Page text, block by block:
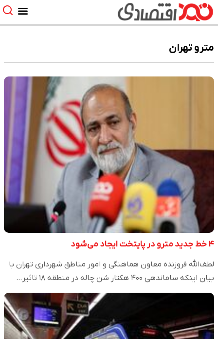
مترو تهران
۴ خط جدید مترو در پایتخت ایجاد می‌شود
لطف‌الله فروزنده معاون هماهنگی و امور مناطق شهرداری تهران با
بیان اینکه ساماندهی ۴۰۰ هکتار شن چاله در منطقه ۱۸ تاثیر…